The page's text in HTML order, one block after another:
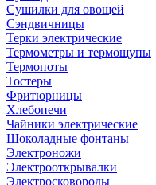
Сушилки для овощей
Сэндвичницы
Терки электрические
Термометры и термощупы
Термопоты
Тостеры
Фритюрницы
Хлебопечи
Чайники электрические
Шоколадные фонтаны
Электроножи
Электрооткрывалки
Электросковороды